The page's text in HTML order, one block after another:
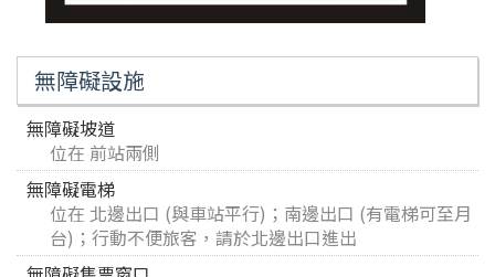
無障礙設施
無障礙坡道
位在 前站兩側
無障礙電梯
位在 北邊出口 (與車站平行)；南邊出口 (有電梯可至月
台)；行動不便旅客，請於北邊出口進出